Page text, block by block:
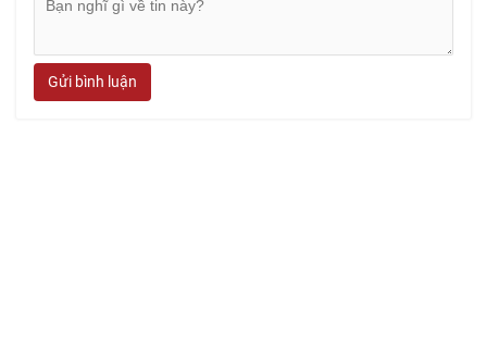
Gửi bình luận